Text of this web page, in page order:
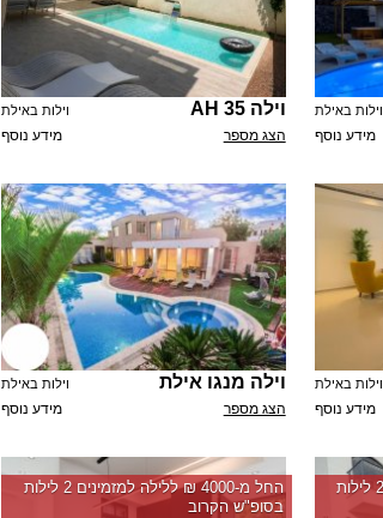
וילות באילת
מידע נוסף
וילה AH 35 וילות באילת
מידע נוסף הצג מספר
וילות באילת
מידע נוסף
וילה מנגו אילת וילות באילת
מידע נוסף הצג מספר
החל מ-‏5000 ₪ ללילה למזמינים 2 לילות
החל מ-‏4000 ₪ ללילה למזמינים 2 לילות
בסופ"ש הקרוב